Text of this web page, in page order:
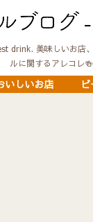
drink. 美味しいお店
ルに関するアレコレ🍻
いしいお店